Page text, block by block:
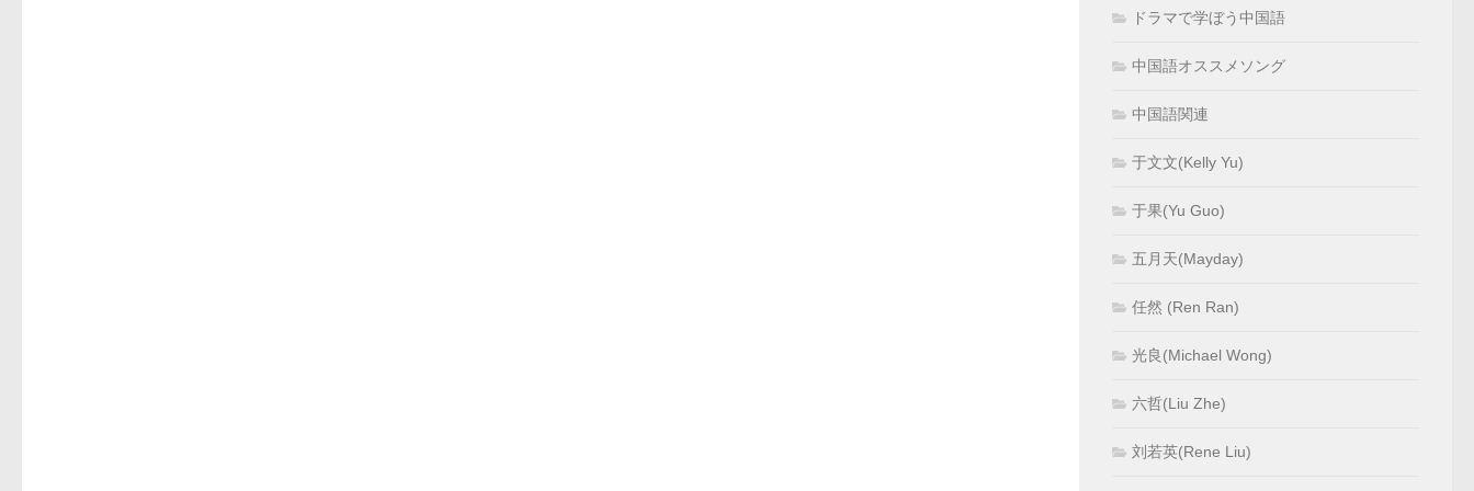
ドラマで学ぼう中国語
中国語オススメソング
中国語関連
于文文(Kelly Yu)
于果(Yu Guo)
五月天(Mayday)
任然 (Ren Ran)
光良(Michael Wong)
六哲(Liu Zhe)
刘若英(Rene Liu)